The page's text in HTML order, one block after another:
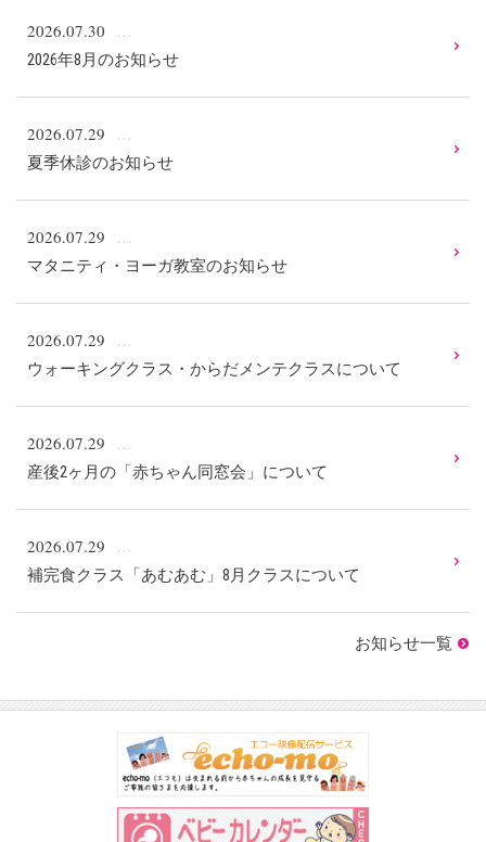
2026.07.30
2026年8月のお知らせ
2026.07.29
夏季休診のお知らせ
2026.07.29
マタニティ・ヨーガ教室のお知らせ
2026.07.29
ウォーキングクラス・からだメンテクラスについて
2026.07.29
産後2ヶ月の「赤ちゃん同窓会」について
2026.07.29
補完食クラス「あむあむ」8月クラスについて
お知らせ一覧